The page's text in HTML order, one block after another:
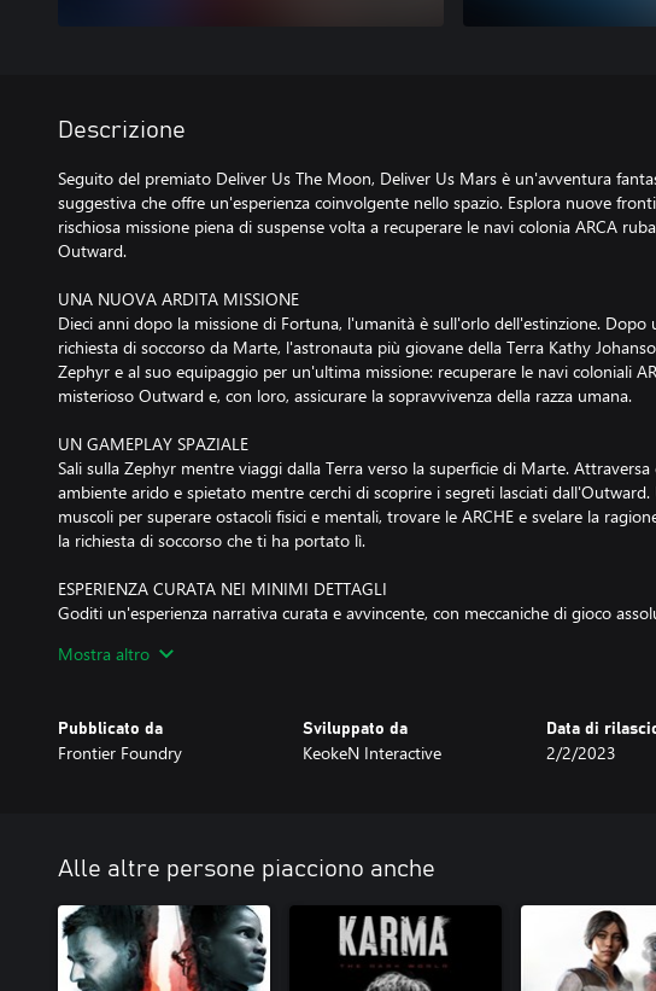
Descrizione
Seguito del premiato Deliver Us The Moon, Deliver Us Mars è un'avventura
suggestiva che offre un'esperienza coinvolgente nello spazio. Esplora nuove
rischiosa missione piena di suspense volta a recuperare le navi colonia ARCA
Outward.
UNA NUOVA ARDITA MISSIONE
Dieci anni dopo la missione di Fortuna, l'umanità è sull'orlo dell'estinzione. Dopo
richiesta di soccorso da Marte, l'astronauta più giovane della Terra Kathy
Zephyr e al suo equipaggio per un'ultima missione: recuperare le navi coloniali
misterioso Outward e, con loro, assicurare la sopravvivenza della razza umana.
UN GAMEPLAY SPAZIALE
Sali sulla Zephyr mentre viaggi dalla Terra verso la superficie di Marte. Attraversa
ambiente arido e spietato mentre cerchi di scoprire i segreti lasciati dall'Outward.
muscoli per superare ostacoli fisici e mentali, trovare le ARCHE e svelare la
la richiesta di soccorso che ti ha portato lì.
ESPERIENZA CURATA NEI MINIMI DETTAGLI
Goditi un'esperienza narrativa curata e avvincente, con meccaniche di gioco
emozioni, grazie alle musiche del compositore premiato Sander Van Zanten,
Deliver Us Mars © 2023 KeokeN Interactive B.V. All rights reserved. Published by
Developments plc. ‘Frontier’ ‘Frontier Foundry’ and the Frontier logo are
Mostra altro
Pubblicato da
Frontier Foundry
Sviluppato da
KeokeN Interactive
Data di
2/2/2023
Alle altre persone piacciono anche